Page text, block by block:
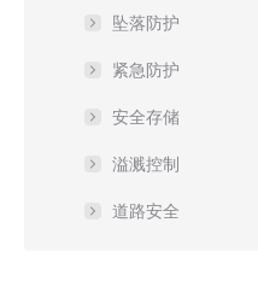
坠落防护
紧急防护
安全存储
溢溅控制
道路安全